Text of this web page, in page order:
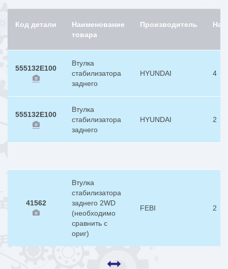
Код детали
Наименование
товара
Производитель
555132E100
Втулка
стабилизатора
заднего
HYUNDAI 4
555132E100
Втулка
стабилизатора
заднего
HYUNDAI 2
41562
Втулка
стабилизатора
заднего 2WD
(необходимо
сравнить с
ориг)
FEBI 2